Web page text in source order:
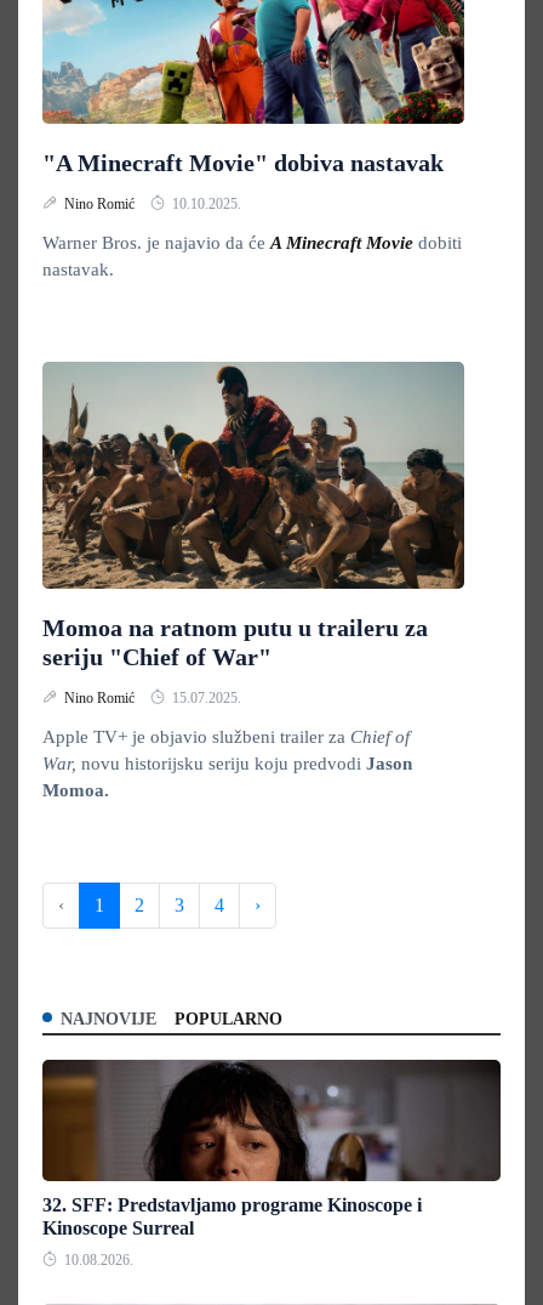
"A Minecraft Movie" dobiva nastavak
Nino Romić 10.10.2025.
Warner Bros. je najavio da će A Minecraft Movie dobiti
nastavak.
Momoa na ratnom putu u traileru za
seriju "Chief of War"
Nino Romić 15.07.2025.
Apple TV+ je objavio službeni trailer za Chief of
War, novu historijsku seriju koju predvodi Jason
Momoa.
‹ 1 2 3 4 ›
NAJNOVIJE POPULARNO
32. SFF: Predstavljamo programe Kinoscope i
Kinoscope Surreal
10.08.2026.